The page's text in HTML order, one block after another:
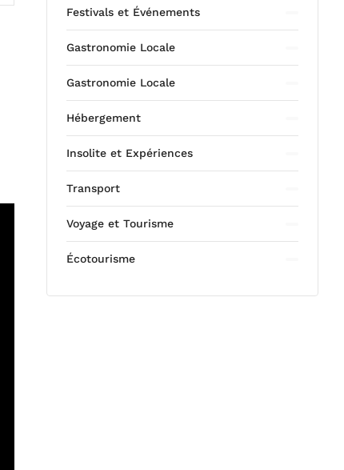
Festivals et Événements
Gastronomie Locale
Gastronomie Locale
Hébergement
Insolite et Expériences
Transport
Voyage et Tourisme
Écotourisme